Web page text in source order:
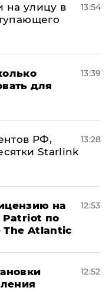
на улицу в
13:54
для
13:39
РФ,
Starlink
13:28
на
Patriot по
The Atlantic
12:53
12:52